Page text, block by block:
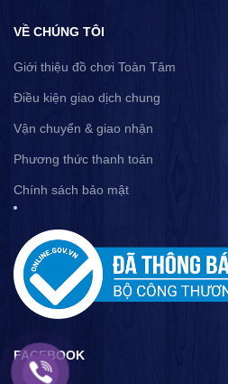
VỀ CHÚNG TÔI
Giới thiệu đồ chơi Toàn Tâm
Điều kiện giao dịch chung
Vận chuyển & giao nhận
Phương thức thanh toán
Chính sách bảo mật
FACEBOOK